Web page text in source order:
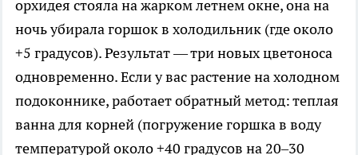
орхидея стояла на жарком летнем окне, она на
ночь убирала горшок в холодильник (где около
+5 градусов). Результат — три новых цветоноса
одновременно. Если у вас растение на холодном
подоконнике, работает обратный метод: теплая
ванна для корней (погружение горшка в воду
температурой около +40 градусов на 20–30